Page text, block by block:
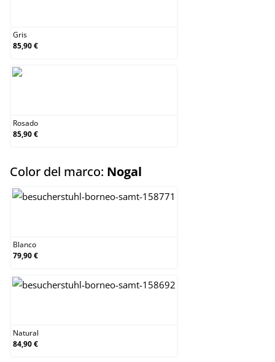
Gris
85,90 €
Rosado
85,90 €
Color del marco: Nogal
Blanco
79,90 €
Natural
84,90 €